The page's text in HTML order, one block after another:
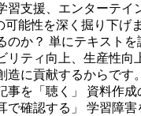
習支援、エンターテイ
可能性を深く掘り下げ
のか？ 単にテキスト
リティ向上、生産性向
造に貢献するからです
事を「聴く」 資料作成
で確認する」 学習障害